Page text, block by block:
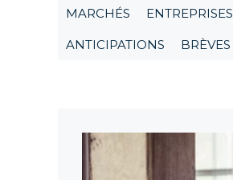
MARCHÉS ENTREPRISES
ANTICIPATIONS BRÈVES